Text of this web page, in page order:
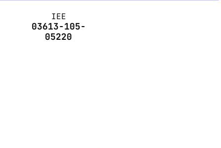
IEE
03613-105-
05220